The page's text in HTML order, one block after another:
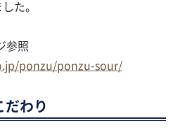
た。
参照
ponzu/ponzu-sour/
わり